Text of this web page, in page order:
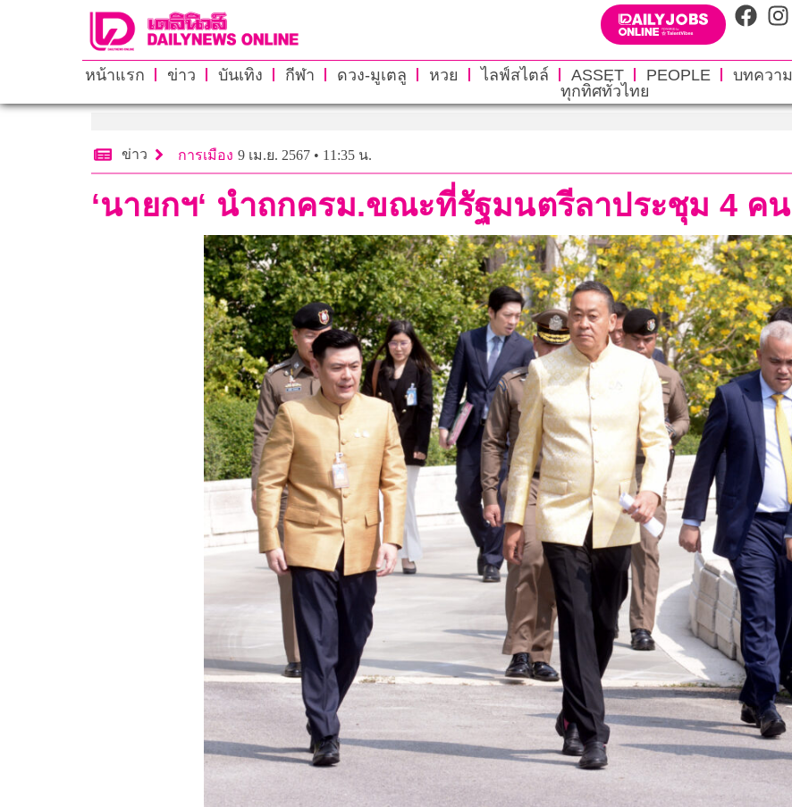
หน้าแรก ข่าว บันเทิง กีฬา ดวง-มูเตลู หวย ไลฟ์สไตล์ ASSET PEOPLE บทความ
ทุกทิศทั่วไทย
ข่าว การเมือง 9 เม.ย. 2567 • 11:35 น.
‘นายกฯ‘ นำถกครม.ขณะที่รัฐมนตรีลาประชุม 4 คน